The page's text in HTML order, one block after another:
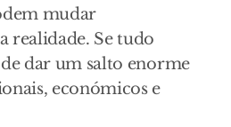
mudar
realidade. Se tudo
dar um salto enorme
económicos e